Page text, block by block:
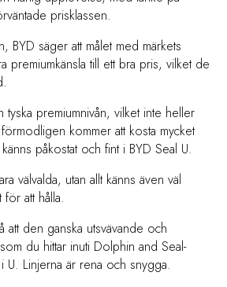
prisklassen.
BYD säger att målet med märkets
premiumkänsla till ett bra pris, vilket de
tyska premiumnivån, vilket inte heller
kommer att kosta mycket
påkostat och fint i BYD Seal U.
välvalda, utan allt känns även väl
att hålla.
att den ganska utsvävande och
du hittar inuti Dolphin and Seal-
U. Linjerna är rena och snygga.